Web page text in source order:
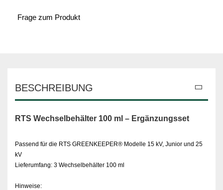
Frage zum Produkt
BESCHREIBUNG
RTS Wechselbehälter 100 ml – Ergänzungsset
Passend für die RTS GREENKEEPER® Modelle 15 kV, Junior und 25
kV
Lieferumfang: 3 Wechselbehälter 100 ml
Hinweise: